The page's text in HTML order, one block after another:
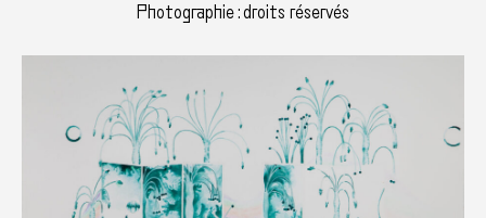
Photographie : droits réservés